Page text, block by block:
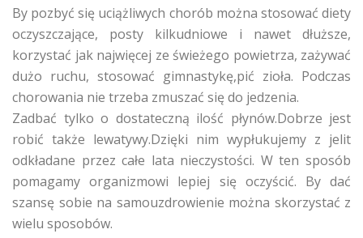
By pozbyć się uciążliwych chorób można stosować diety
oczyszczające, posty kilkudniowe i nawet dłuższe,
korzystać jak najwięcej ze świeżego powietrza, zażywać
dużo ruchu, stosować gimnastykę,pić zioła. Podczas
chorowania nie trzeba zmuszać się do jedzenia.
Zadbać tylko o dostateczną ilość płynów.Dobrze jest
robić także lewatywy.Dzięki nim wypłukujemy z jelit
odkładane przez całe lata nieczystości. W ten sposób
pomagamy organizmowi lepiej się oczyścić. By dać
szansę sobie na samouzdrowienie można skorzystać z
wielu sposobów.